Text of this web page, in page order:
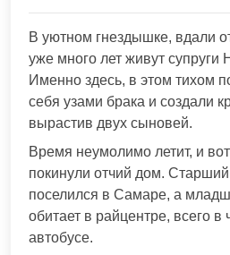
В уютном гнездышке, вдали
уже много лет живут супруги
Именно здесь, в этом тихом
себя узами брака и создали
вырастив двух сыновей.
Время неумолимо летит, и
покинули отчий дом.
поселился в Самаре, а
обитает в райцентре, всего в
автобусе.